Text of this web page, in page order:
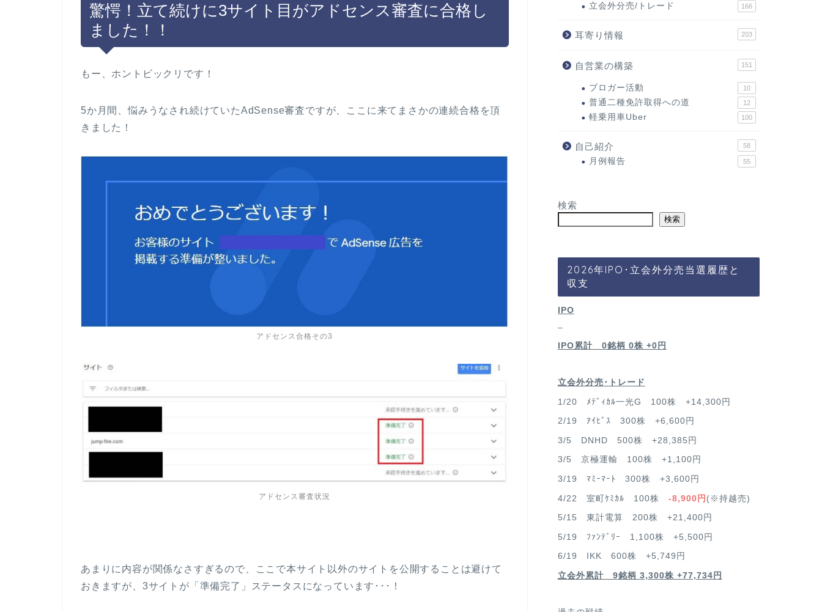
驚愕！立て続けに3サイト目がアドセンス審査に合格し
ました！！
もー、ホントビックリです！
5か月間、悩みうなされ続けていたAdSense審査ですが、ここに来てまさかの連続合格を頂
きました！
アドセンス合格その3
アドセンス審査状況
あまりに内容が関係なさすぎるので、ここで本サイト以外のサイトを公開することは避けて
おきますが、3サイトが「準備完了」ステータスになっています･･･！
立会外分売/トレード 166
耳寄り情報 203
自営業の構築 151
ブロガー活動 10
普通二種免許取得への道 12
軽乗用車Uber 100
自己紹介 58
月例報告 55
検索
検索
2026年IPO･立会外分売当選履歴と
収支
IPO
–
IPO累計 0銘柄 0株 +0円
立会外分売･トレード
1/20 ﾒﾃﾞｨｶﾙ一光G 100株 +14,300円
2/19 ｱｲﾋﾞｽ 300株 +6,600円
3/5 DNHD 500株 +28,385円
3/5 京極運輸 100株 +1,100円
3/19 ﾏﾐｰﾏｰﾄ 300株 +3,600円
4/22 室町ｹﾐｶﾙ 100株 -8,900円 (※持越売)
5/15 東計電算 200株 +21,400円
5/19 ﾌｧﾝﾃﾞﾘｰ 1,100株 +5,500円
6/19 IKK 600株 +5,749円
立会外累計 9銘柄 3,300株 +77,734円